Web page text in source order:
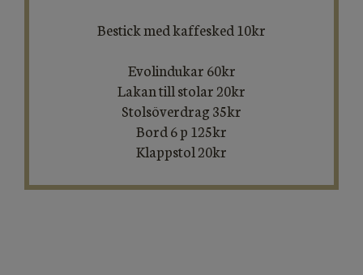
Bestick med kaffesked 10kr
Evolindukar 60kr
Lakan till stolar 20kr
Stolsöverdrag 35kr
Bord 6 p 125kr
Klappstol 20kr